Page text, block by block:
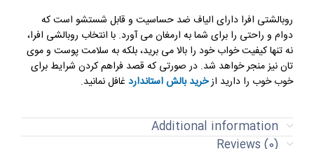
روبالشتی افرا دارای الیاف ضد حساسیت و قابل شستشو است که
دوام و راحتی را برای شما به ارمغان می آورد. با انتخاب روبالشی افرا،
نه تنها کیفیت خواب خود را بالا می برید، بلکه به سلامت پوست و موی
تان نیز منجر خواهد شد. در صورتی که قصد فراهم کردن شرایط برای
خوب خوب را دارید ازخرید بالش استاندارد غافل نمانید.
Additional information
Reviews (0)